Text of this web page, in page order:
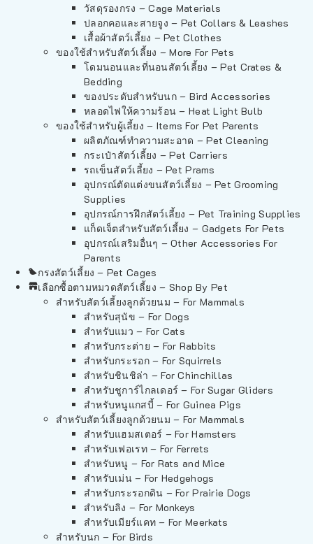
วัสดุรองกรง – Cage Materials
ปลอกคอและสายจูง – Pet Collars & Leashes
เสื้อผ้าสัตว์เลี้ยง – Pet Clothes
ของใช้สำหรับสัตว์เลี้ยง – More For Pets
โดมนอนและที่นอนสัตว์เลี้ยง – Pet Crates &
Bedding
ของประดับสำหรับนก – Bird Accessories
หลอดไฟให้ความร้อน – Heat Light Bulb
ของใช้สำหรับผู้เลี้ยง – Items For Pet Parents
ผลิตภัณฑ์ทำความสะอาด – Pet Cleaning
กระเป๋าสัตว์เลี้ยง – Pet Carriers
รถเข็นสัตว์เลี้ยง – Pet Prams
อุปกรณ์ตัดแต่งขนสัตว์เลี้ยง – Pet Grooming
Supplies
อุปกรณ์การฝึกสัตว์เลี้ยง – Pet Training Supplies
แก็ดเจ็ตสำหรับสัตว์เลี้ยง – Gadgets For Pets
อุปกรณ์เสริมอื่นๆ – Other Accessories For
Parents
กรงสัตว์เลี้ยง – Pet Cages
เลือกซื้อตามหมวดสัตว์เลี้ยง – Shop By Pet
สำหรับสัตว์เลี้ยงลูกด้วยนม – For Mammals
สำหรับสุนัข – For Dogs
สำหรับแมว – For Cats
สำหรับกระต่าย – For Rabbits
สำหรับกระรอก – For Squirrels
สำหรับชินชิล่า – For Chinchillas
สำหรับชูการ์ไกลเดอร์ – For Sugar Gliders
สำหรับหนูแกสบี้ – For Guinea Pigs
สำหรับสัตว์เลี้ยงลูกด้วยนม – For Mammals
สำหรับแฮมสเตอร์ – For Hamsters
สำหรับเฟอเรท – For Ferrets
สำหรับหนู – For Rats and Mice
สำหรับเม่น – For Hedgehogs
สำหรับกระรอกดิน – For Prairie Dogs
สำหรับลิง – For Monkeys
สำหรับเมียร์แคท – For Meerkats
สำหรับนก – For Birds